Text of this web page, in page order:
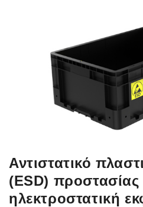
Αντιστατικό
(ESD)
ηλεκτροστατική